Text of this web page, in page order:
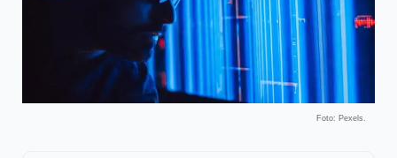
Foto: Pexels.